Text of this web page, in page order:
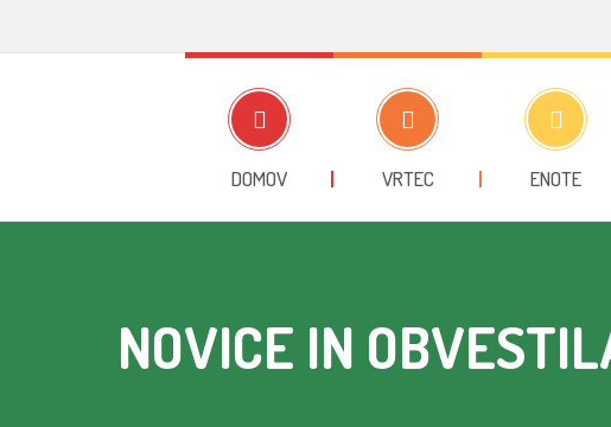
DOMOV VRTEC ENOTE
NOVICE IN